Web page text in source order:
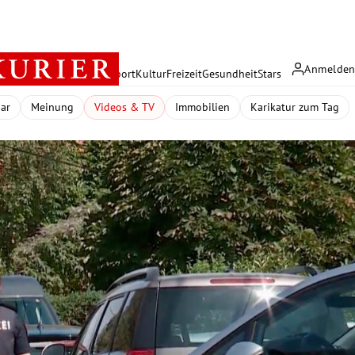
Anmelden
PolitikWirtschaft SportKulturFreizeitGesundheitStars
Meinung Videos & TV Immobilien Karikatur zum Tag